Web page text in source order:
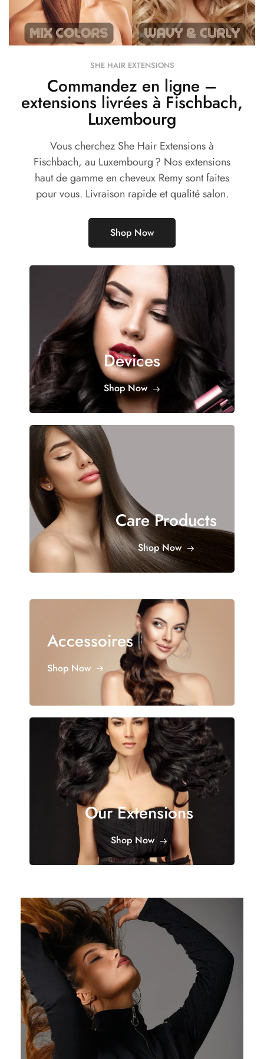
SHE HAIR EXTENSIONS
Commandez en ligne –
extensions livrées à Fischbach,
Luxembourg
Vous cherchez She Hair Extensions à
Fischbach, au Luxembourg ? Nos extensions
haut de gamme en cheveux Remy sont faites
pour vous. Livraison rapide et qualité salon.
Shop Now
Devices
Shop Now
Care Products
Shop Now
Accessoires
Shop Now
Our Extensions
Shop Now